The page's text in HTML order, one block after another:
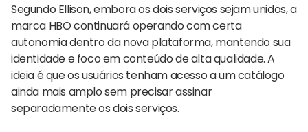
Segundo Ellison, embora os dois serviços sejam unidos, a
marca HBO continuará operando com certa
autonomia dentro da nova plataforma, mantendo sua
identidade e foco em conteúdo de alta qualidade. A
ideia é que os usuários tenham acesso a um catálogo
ainda mais amplo sem precisar assinar
separadamente os dois serviços.